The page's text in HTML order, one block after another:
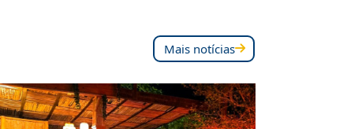
Mais notícias